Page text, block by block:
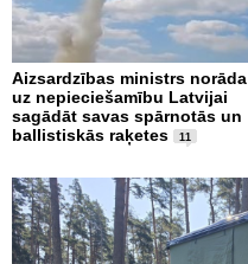
Aizsardzības ministrs norāda
uz nepieciešamību Latvijai
sagādāt savas spārnotās un
ballistiskās raķetes
11